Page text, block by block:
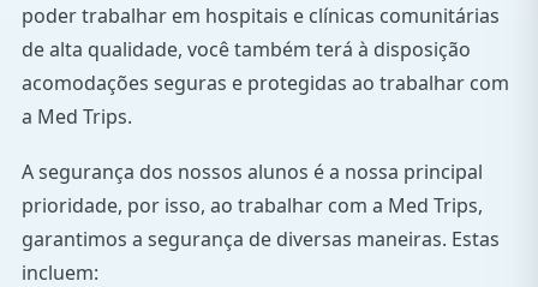
poder trabalhar em hospitais e clínicas comunitárias
de alta qualidade, você também terá à disposição
acomodações seguras e protegidas ao trabalhar com
a Med Trips.
A segurança dos nossos alunos é a nossa principal
prioridade, por isso, ao trabalhar com a Med Trips,
garantimos a segurança de diversas maneiras. Estas
incluem: